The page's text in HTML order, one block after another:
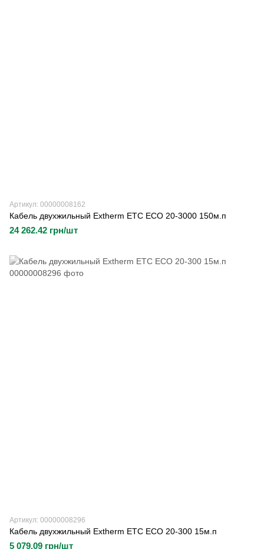
Артикул: 00000008162
Кабель двухжильный Extherm ETC ECO 20-3000 150м.п
24 262.42 грн/шт
Артикул: 00000008296
Кабель двухжильный Extherm ETC ECO 20-300 15м.п
5 079.09 грн/шт